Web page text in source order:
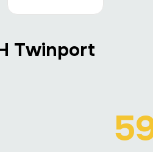
Twinport